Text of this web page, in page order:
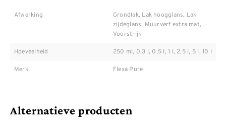
Afwerking
Grondlak, Lak hoogglans, Lak
zijdeglans, Muurverf extra mat,
Voorstrijk
Hoeveelheid 250 ml, 0,3 l, 0,5 l, 1 l, 2,5 l, 5 l, 10 l
Merk Flexa Pure
Alternatieve producten